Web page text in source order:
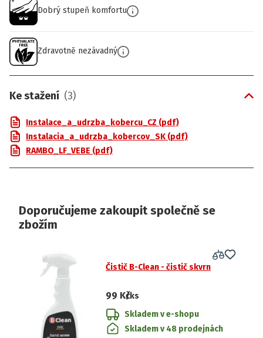
Dobrý stupeň komfortu
Zdravotně nezávadný
Ke stažení (3)
Instalace_a_udrzba_kobercu_CZ (pdf)
Instalacia_a_udrzba_kobercov_SK (pdf)
RAMBO_LF_VEBE (pdf)
Doporučujeme zakoupit společně se
zbožím
Čistič B-Clean - čistič skvrn
99 Kč/ks
Skladem v e-shopu
Skladem v 48 prodejnách